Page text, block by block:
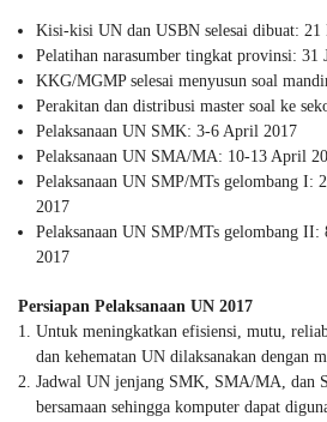
Kisi-kisi UN dan USBN selesai dibuat: 21
Pelatihan narasumber tingkat provinsi: 31
KKG/MGMP selesai menyusun soal
Perakitan dan distribusi master soal ke
Pelaksanaan UN SMK: 3-6 April 2017
Pelaksanaan UN SMA/MA: 10-13 April
Pelaksanaan UN SMP/MTs gelombang I:
2017
Pelaksanaan UN SMP/MTs gelombang
2017
Persiapan Pelaksanaan UN 2017
Untuk meningkatkan efisiensi, mutu,
dan kehematan UN dilaksanakan dengan
Jadwal UN jenjang SMK, SMA/MA, dan
bersamaan sehingga komputer dapat